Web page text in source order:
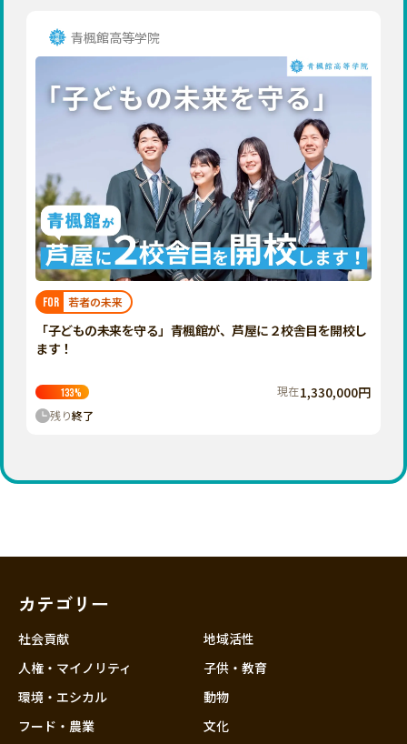
宮城
関東
茨城
栃木
群馬
神奈川
石川
近畿
新潟 富山 石川
長野
岐阜 静岡 愛知
滋賀 京都 大阪
兵庫
鳥取 島根 岡山 広島 山口
四国
徳島 香川 愛媛 高知
九州・沖縄
福岡 佐賀
宮崎
鹿児島 沖縄
青楓館高等学院
FOR 若者の未来
「子どもの未来を守る」青楓館が、芦屋に２校舎目を開校し
ます！
133% 現在1,330,000円
残り終了
カテゴリー
社会貢献
人権・マイノリティ
環境・エシカル
フード・農業
地域活性
子供・教育
動物
文化